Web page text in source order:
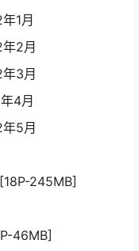
1月
2月
3月
4月
5月
245MB]
46MB]